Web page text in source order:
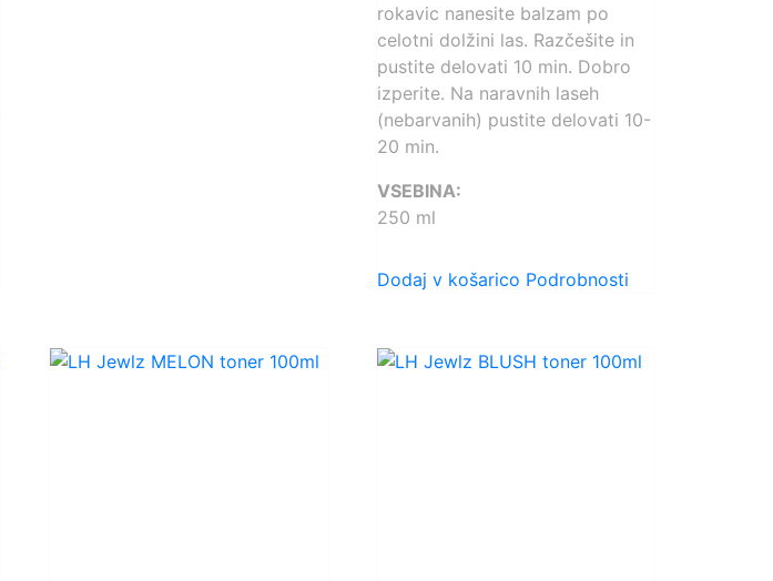
rokavic nanesite balzam po
celotni dolžini las. Razčešite in
pustite delovati 10 min. Dobro
izperite. Na naravnih laseh
(nebarvanih) pustite delovati 10-
20 min.
VSEBINA:
250 ml
Dodaj v košarico Podrobnosti